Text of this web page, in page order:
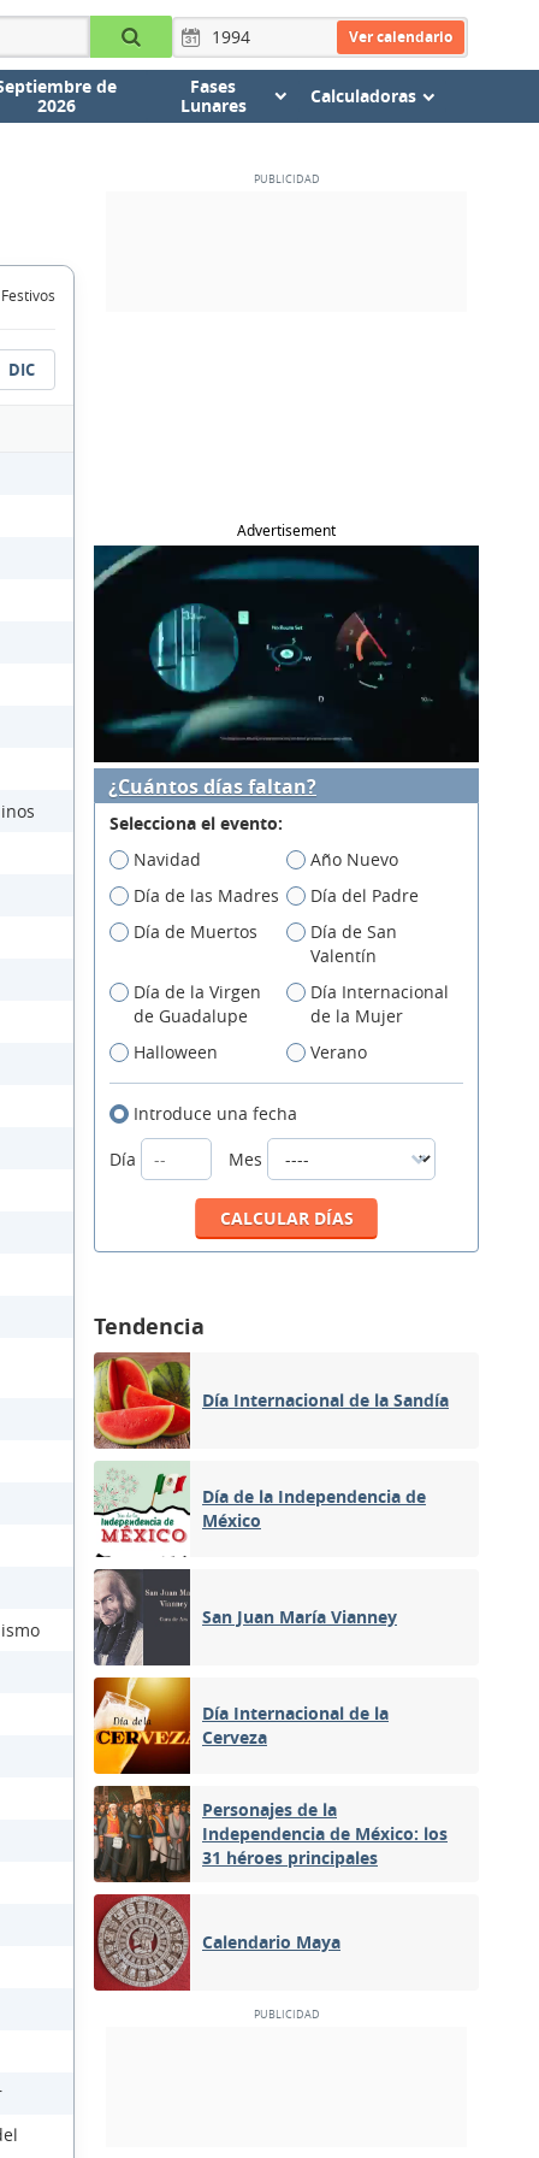
Ver calendario
de
2026
Fases
Lunares
Calculadoras
DIC
Advertisement
¿Cuántos días faltan?
Selecciona el evento:
Navidad
Año Nuevo
Día de las Madres
Día del Padre
Día de Muertos
Día de San
Valentín
Día de la Virgen
de Guadalupe
Día Internacional
de la Mujer
Halloween
Verano
Introduce una fecha
Día
Mes
Tendencia
Día Internacional de la Sandía
Día de la Independencia de
México
San Juan María Vianney
Día Internacional de la
Cerveza
Personajes de la
Independencia de México: los
31 héroes principales
Calendario Maya